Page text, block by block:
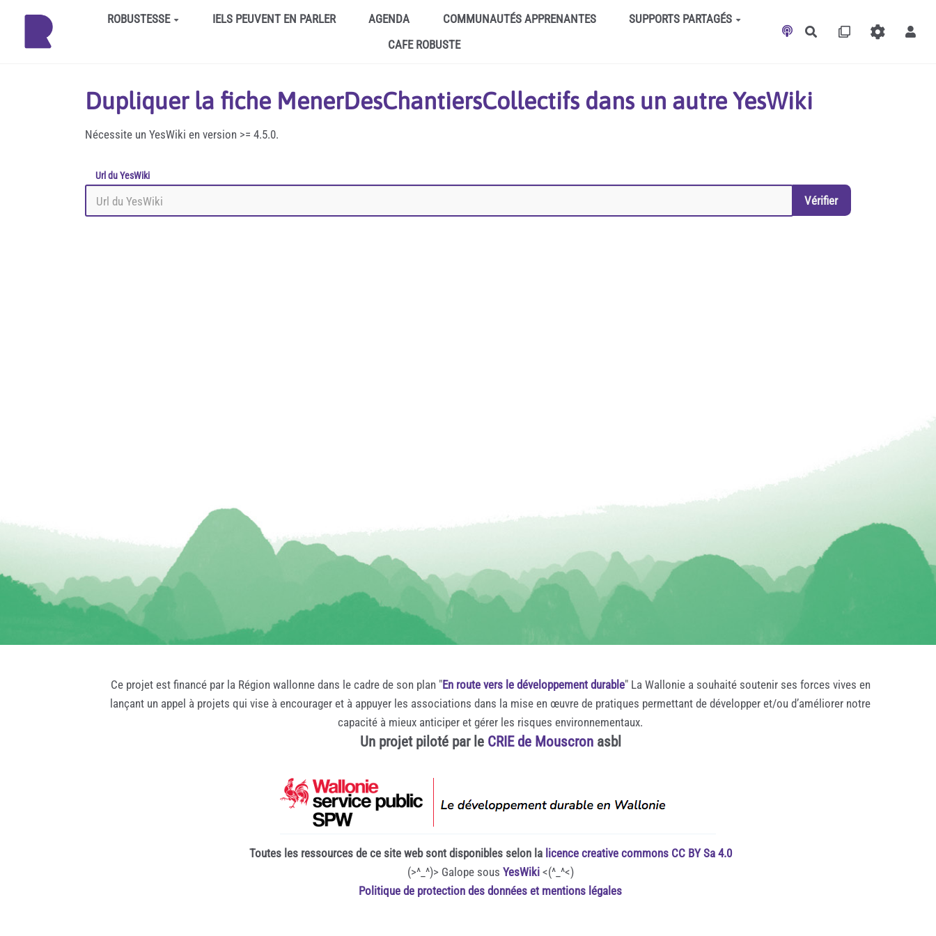
Aller au contenu principalROBUSTESSE IELS PEUVENT EN PARLER AGENDA COMMUNAUTÉS APPRENANTES
SUPPORTS PARTAGÉS
CAFE ROBUSTE
Rechercher
Dupliquer la fiche MenerDesChantiersCollectifs dans un autre YesWiki
Nécessite un YesWiki en version >= 4.5.0.
Url du YesWiki
Vérifier
Ce projet est financé par la Région wallonne dans le cadre de son plan "En route vers le développement durable" La Wallonie a souhaité soutenir ses forces vives en
lançant un appel à projets qui vise à encourager et à appuyer les associations dans la mise en œuvre de pratiques permettant de développer et/ou d’améliorer notre
capacité à mieux anticiper et gérer les risques environnementaux.
Un projet piloté par le CRIE de Mouscronasbl
Toutes les ressources de ce site web sont disponibles selon la licence creative commons CC BY Sa 4.0
(>^_^)> Galope sous YesWiki<(^_^<)
Politique de protection des données et mentions légales